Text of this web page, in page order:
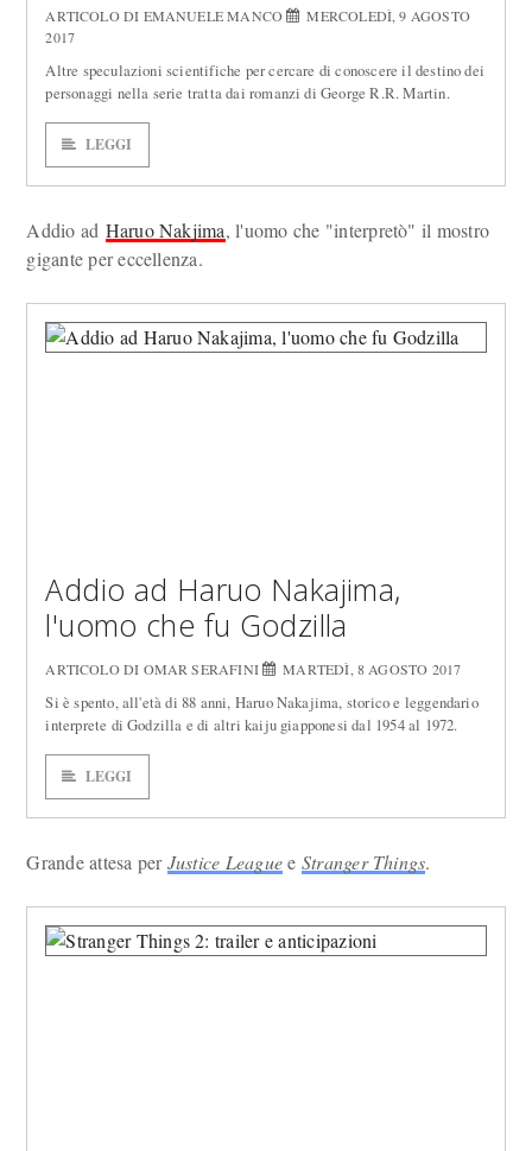
ARTICOLO DI EMANUELE MANCO
MERCOLEDÌ, 9 AGOSTO
2017
Altre speculazioni scientifiche per cercare di conoscere il destino dei
personaggi nella serie tratta dai romanzi di George R.R. Martin.
LEGGI
Addio ad Haruo Nakjima, l'uomo che "interpretò" il mostro
gigante per eccellenza.
Addio ad Haruo Nakajima,
l'uomo che fu Godzilla
ARTICOLO DI OMAR SERAFINI MARTEDÌ, 8 AGOSTO 2017
Si è spento, all'età di 88 anni, Haruo Nakajima, storico e leggendario
interprete di Godzilla e di altri kaiju giapponesi dal 1954 al 1972.
LEGGI
Grande attesa perJustice Leaguee Stranger Things.